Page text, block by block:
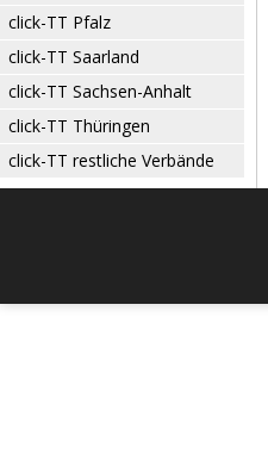
click-TT Pfalz
click-TT Saarland
click-TT Sachsen-Anhalt
click-TT Thüringen
click-TT restliche Verbände